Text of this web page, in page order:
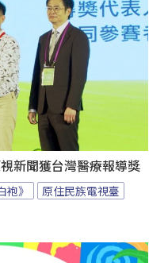
新聞獲台灣醫療報導獎
袍》
原住民族電視臺